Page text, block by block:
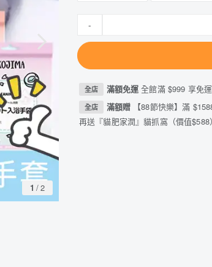
1 /2
-
全店 滿額免運全館滿 $999 享免
全店 滿額贈
【88節快樂】滿
再送『貓肥家潤』貓抓窩（價值